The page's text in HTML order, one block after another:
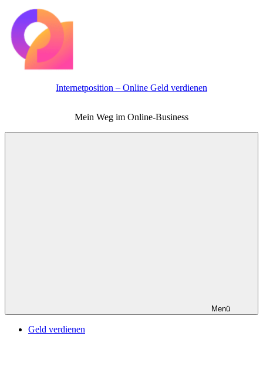
Inhalt
springen
Internetposition – Online Geld verdienen
Mein Weg im Online-Business
Menü
Geld verdienen